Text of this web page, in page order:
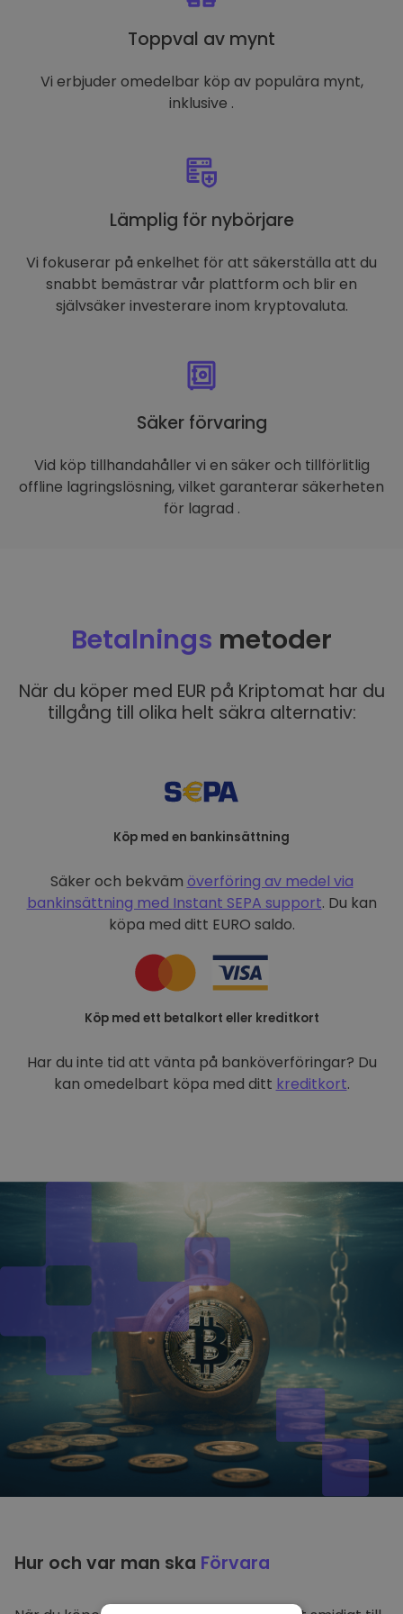
Toppval av mynt
Vi erbjuder omedelbar köp av populära mynt,
inklusive .
Lämplig för nybörjare
Vi fokuserar på enkelhet för att säkerställa att du
snabbt bemästrar vår plattform och blir en
självsäker investerare inom kryptovaluta.
Säker förvaring
Vid köp tillhandahåller vi en säker och tillförlitlig
offline lagringslösning, vilket garanterar säkerheten
för lagrad .
Betalnings metoder
När du köper med EUR på Kriptomat har du
tillgång till olika helt säkra alternativ:
Köp med en bankinsättning
Säker och bekväm överföring av medel via
bankinsättning med Instant SEPA support. Du kan
köpa med ditt EURO saldo.
Köp med ett betalkort eller kreditkort
Har du inte tid att vänta på banköverföringar? Du
kan omedelbart köpa med ditt kreditkort.
Hur och var man ska Förvara